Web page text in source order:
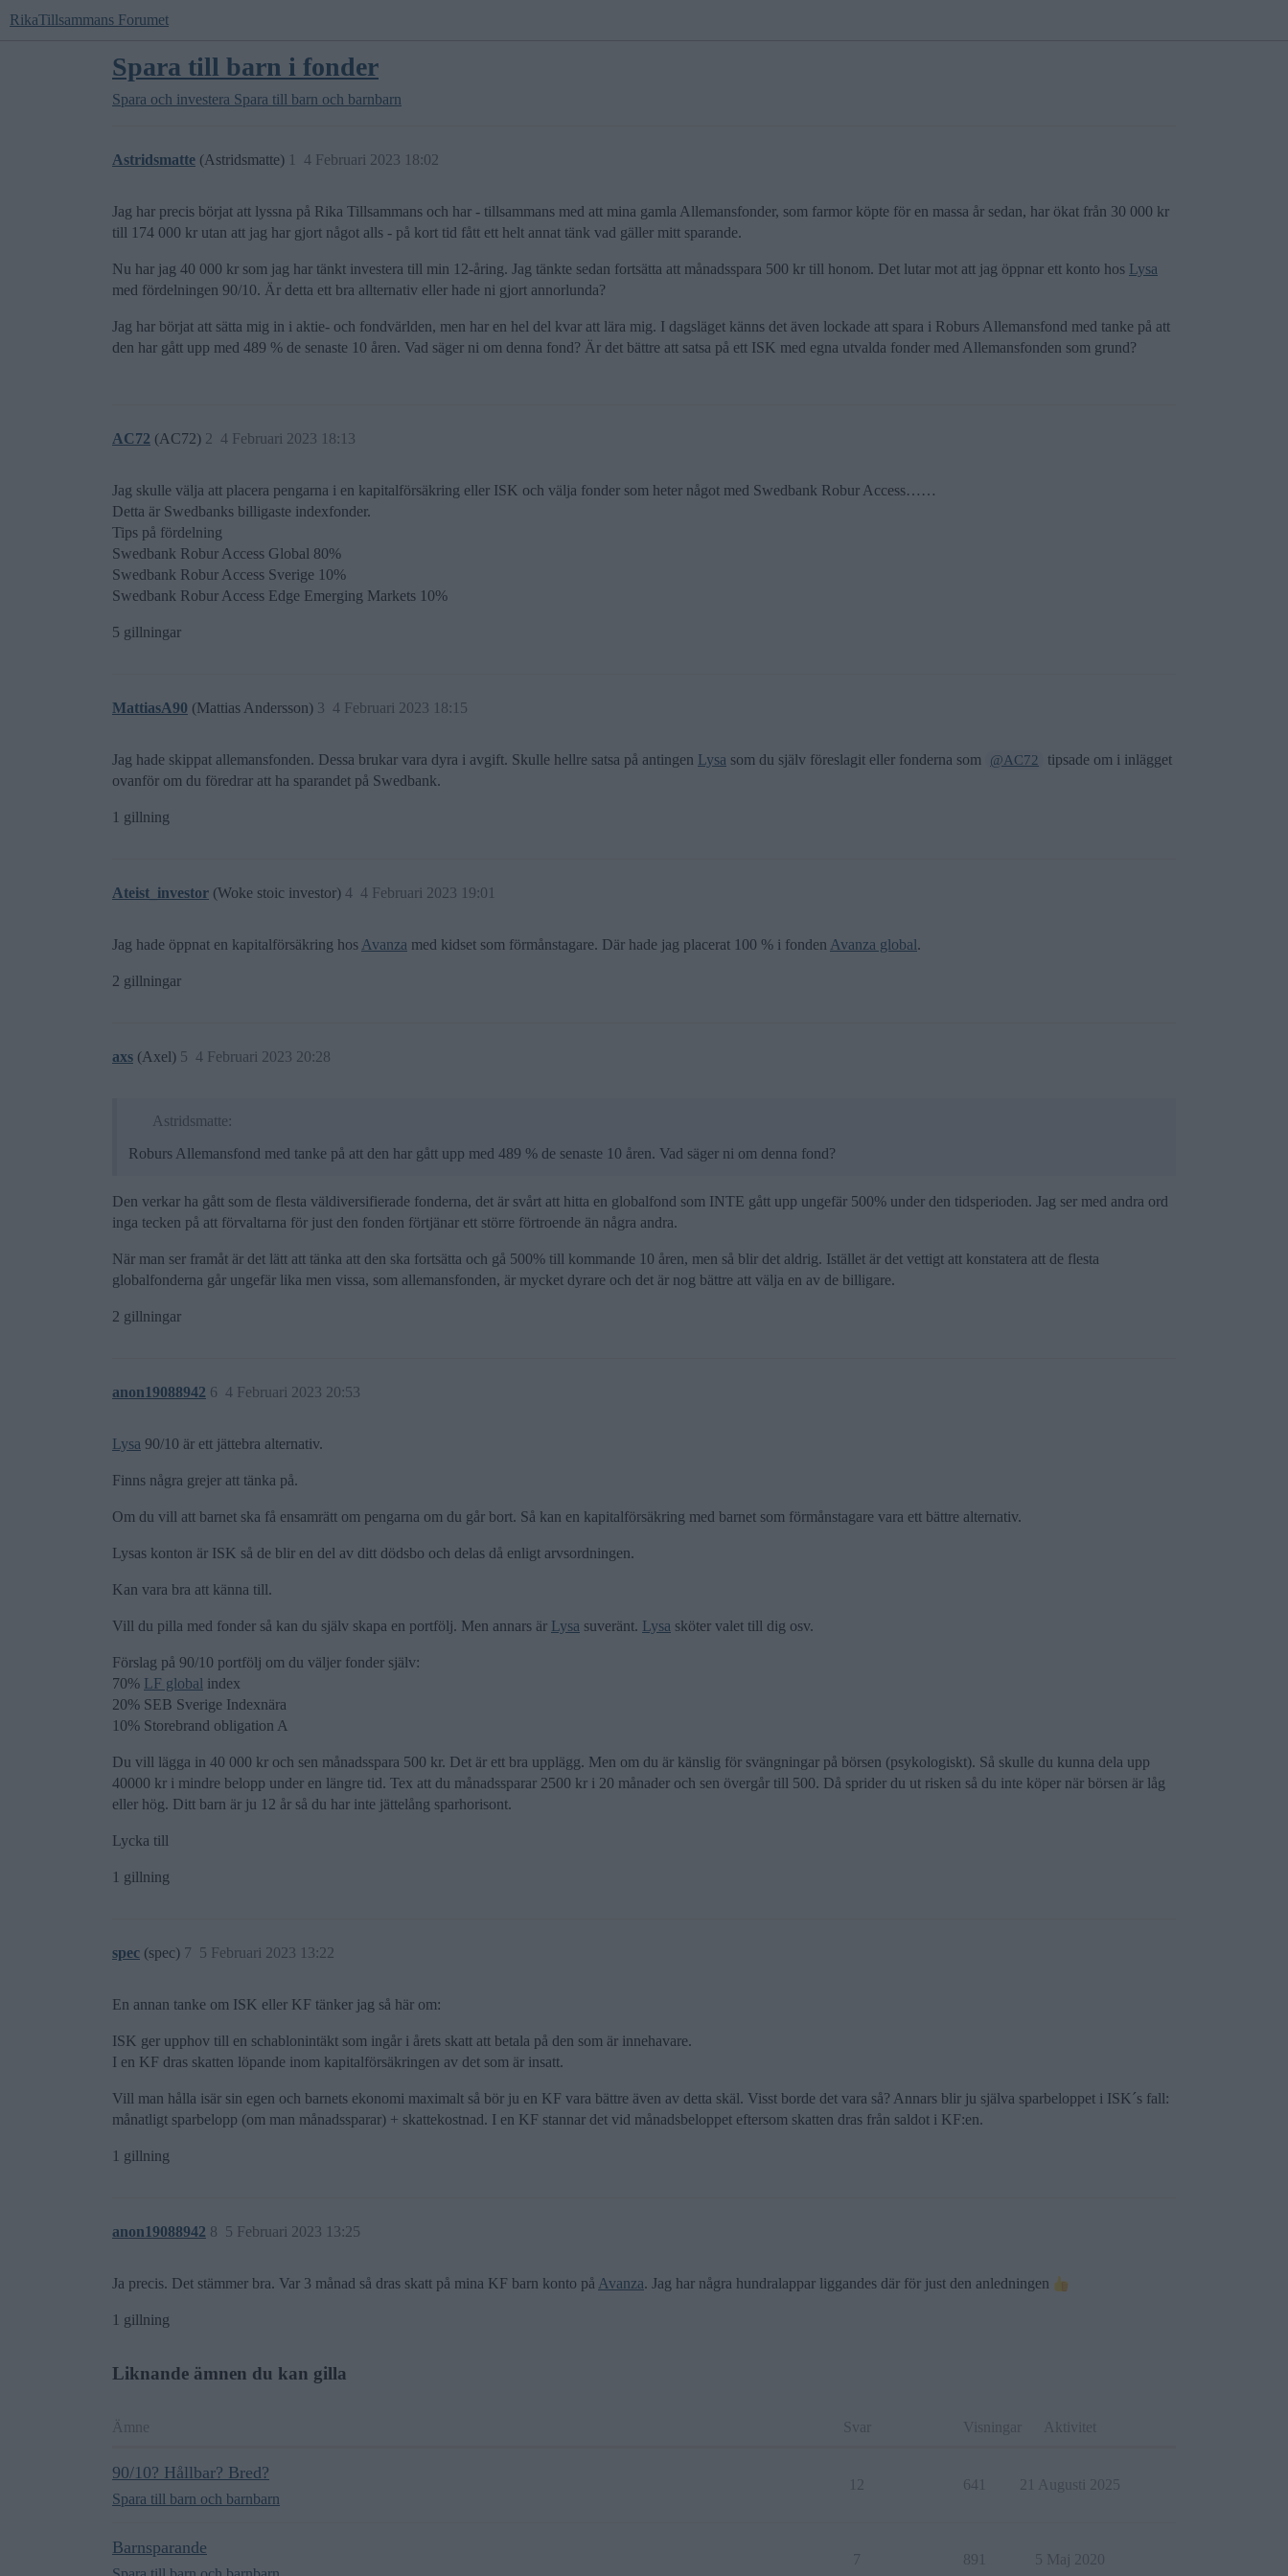
RikaTillsammans Forumet
Spara till barn i fonder
Spara och investera Spara till barn och barnbarn
Astridsmatte (Astridsmatte) 4 Februari 2023 18:02
1
Jag har precis börjat att lyssna på Rika Tillsammans och har - tillsammans med att mina gamla Allemansfonder, som farmor köpte för en massa år sedan, har ökat från 30 000 kr
till 174 000 kr utan att jag har gjort något alls - på kort tid fått ett helt annat tänk vad gäller mitt sparande.
Nu har jag 40 000 kr som jag har tänkt investera till min 12-åring. Jag tänkte sedan fortsätta att månadsspara 500 kr till honom. Det lutar mot att jag öppnar ett konto hos Lysa
med fördelningen 90/10. Är detta ett bra allternativ eller hade ni gjort annorlunda?
Jag har börjat att sätta mig in i aktie- och fondvärlden, men har en hel del kvar att lära mig. I dagsläget känns det även lockade att spara i Roburs Allemansfond med tanke på att
den har gått upp med 489 % de senaste 10 åren. Vad säger ni om denna fond? Är det bättre att satsa på ett ISK med egna utvalda fonder med Allemansfonden som grund?
AC72 (AC72) 4 Februari 2023 18:13
2
Jag skulle välja att placera pengarna i en kapitalförsäkring eller ISK och välja fonder som heter något med Swedbank Robur Access……
Detta är Swedbanks billigaste indexfonder.
Tips på fördelning
Swedbank Robur Access Global 80%
Swedbank Robur Access Sverige 10%
Swedbank Robur Access Edge Emerging Markets 10%
5 gillningar
MattiasA90 (Mattias Andersson) 4 Februari 2023 18:15
3
Jag hade skippat allemansfonden. Dessa brukar vara dyra i avgift. Skulle hellre satsa på antingen Lysa som du själv föreslagit eller fonderna som @AC72
tipsade om i inlägget
ovanför om du föredrar att ha sparandet på Swedbank.
1 gillning
Ateist_investor (Woke stoic investor) 4 Februari 2023 19:01
4
Jag hade öppnat en kapitalförsäkring hos Avanza med kidset som förmånstagare. Där hade jag placerat 100 % i fonden Avanza global.
2 gillningar
axs (Axel) 4 Februari 2023 20:28
5
Astridsmatte:
Roburs Allemansfond med tanke på att den har gått upp med 489 % de senaste 10 åren. Vad säger ni om denna fond?
Den verkar ha gått som de flesta väldiversifierade fonderna, det är svårt att hitta en globalfond som INTE gått upp ungefär 500% under den tidsperioden. Jag ser med andra ord
inga tecken på att förvaltarna för just den fonden förtjänar ett större förtroende än några andra.
När man ser framåt är det lätt att tänka att den ska fortsätta och gå 500% till kommande 10 åren, men så blir det aldrig. Istället är det vettigt att konstatera att de flesta
globalfonderna går ungefär lika men vissa, som allemansfonden, är mycket dyrare och det är nog bättre att välja en av de billigare.
2 gillningar
anon19088942 4 Februari 2023 20:53
6
Lysa 90/10 är ett jättebra alternativ.
Finns några grejer att tänka på.
Om du vill att barnet ska få ensamrätt om pengarna om du går bort. Så kan en kapitalförsäkring med barnet som förmånstagare vara ett bättre alternativ.
Lysas konton är ISK så de blir en del av ditt dödsbo och delas då enligt arvsordningen.
Kan vara bra att känna till.
Vill du pilla med fonder så kan du själv skapa en portfölj. Men annars är Lysa suveränt. Lysa sköter valet till dig osv.
Förslag på 90/10 portfölj om du väljer fonder själv:
70% LF global index
20% SEB Sverige Indexnära
10% Storebrand obligation A
Du vill lägga in 40 000 kr och sen månadsspara 500 kr. Det är ett bra upplägg. Men om du är känslig för svängningar på börsen (psykologiskt). Så skulle du kunna dela upp
40000 kr i mindre belopp under en längre tid. Tex att du månadssparar 2500 kr i 20 månader och sen övergår till 500. Då sprider du ut risken så du inte köper när börsen är låg
eller hög. Ditt barn är ju 12 år så du har inte jättelång sparhorisont.
Lycka till
1 gillning
spec (spec) 5 Februari 2023 13:22
7
En annan tanke om ISK eller KF tänker jag så här om:
ISK ger upphov till en schablonintäkt som ingår i årets skatt att betala på den som är innehavare.
I en KF dras skatten löpande inom kapitalförsäkringen av det som är insatt.
Vill man hålla isär sin egen och barnets ekonomi maximalt så bör ju en KF vara bättre även av detta skäl. Visst borde det vara så? Annars blir ju själva sparbeloppet i ISK´s fall:
månatligt sparbelopp (om man månadssparar) + skattekostnad. I en KF stannar det vid månadsbeloppet eftersom skatten dras från saldot i KF:en.
1 gillning
anon19088942 5 Februari 2023 13:25
8
Ja precis. Det stämmer bra. Var 3 månad så dras skatt på mina KF barn konto på Avanza. Jag har några hundralappar liggandes där för just den anledningen
1 gillning
Liknande ämnen du kan gilla
Ämne Svar Visningar Aktivitet
90/10? Hållbar? Bred?
Spara till barn och barnbarn
641 21 Augusti 2025
Barnsparande
7 891 5 Maj 2020